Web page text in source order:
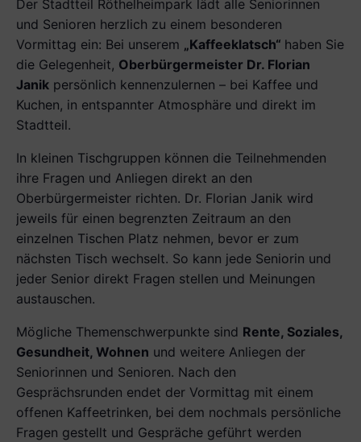
Der Stadtteil Röthelheimpark lädt alle Seniorinnen
und Senioren herzlich zu einem besonderen
Vormittag ein: Bei unserem „Kaffeeklatsch“ haben Sie
die Gelegenheit, Oberbürgermeister Dr. Florian
Janik persönlich kennenzulernen – bei Kaffee und
Kuchen, in entspannter Atmosphäre und direkt im
Stadtteil.
In kleinen Tischgruppen können die Teilnehmenden
ihre Fragen und Anliegen direkt an den
Oberbürgermeister richten. Dr. Florian Janik wird
jeweils für einen begrenzten Zeitraum an den
einzelnen Tischen Platz nehmen, bevor er zum
nächsten Tisch wechselt. So kann jede Seniorin und
jeder Senior direkt Fragen stellen und Meinungen
austauschen.
Mögliche Themenschwerpunkte sind Rente, Soziales,
Gesundheit, Wohnen und weitere Anliegen der
Seniorinnen und Senioren. Nach den
Gesprächsrunden endet der Vormittag mit einem
offenen Kaffeetrinken, bei dem nochmals persönliche
Fragen gestellt und Gespräche geführt werden